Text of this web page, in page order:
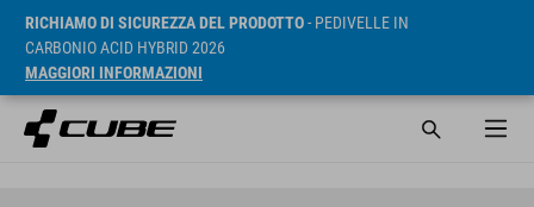
RICHIAMO DI SICUREZZA DEL PRODOTTO- PEDIVELLE IN
CARBONIO ACID HYBRID 2026
MAGGIORI INFORMAZIONI